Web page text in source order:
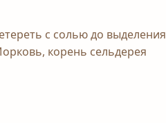
с солью до выделения
корень сельдерея